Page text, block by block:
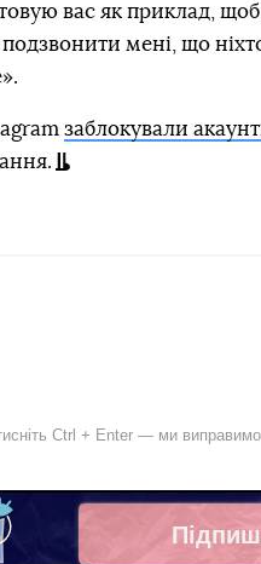
вас як приклад,
мені, що
заблокували
Ctrl + Enter — ми виправимо